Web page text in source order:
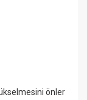
önler